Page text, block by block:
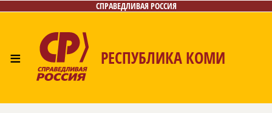
СПРАВЕДЛИВАЯ РОССИЯ
≡ РЕСПУБЛИКА КОМИ